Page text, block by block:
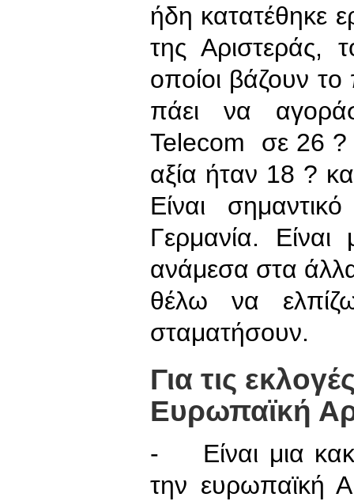
ήδη κατατέθηκε
της
οποίοι βάζουν
πάει να
Telecom σε 26 ?
αξία ήταν 18 ?
Είναι
Γερμανία.
ανάμεσα στα
θέλω να
σταματήσουν.
Για τις
Ευρωπαϊκή
- Είναι μια
την ευρωπαϊκή